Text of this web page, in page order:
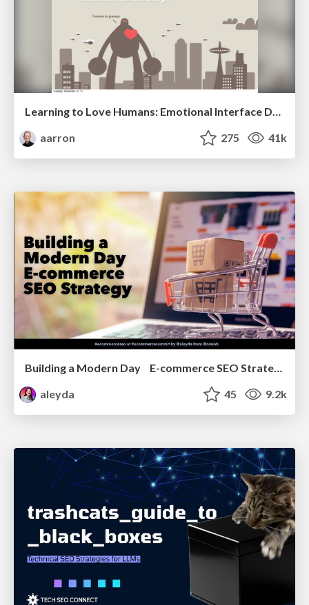
aarron
275 41k
Building a Modern Day E-commerce SEO Strategy
aleyda
45 9.2k